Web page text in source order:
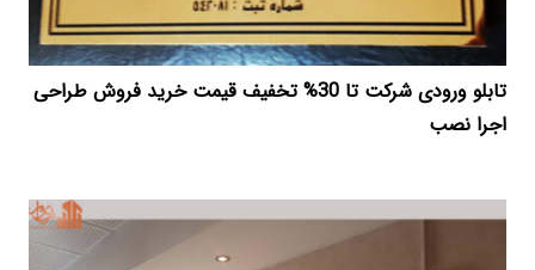
تابلو ورودی شرکت تا 30% تخفیف قیمت خرید فروش طراحی
اجرا نصب